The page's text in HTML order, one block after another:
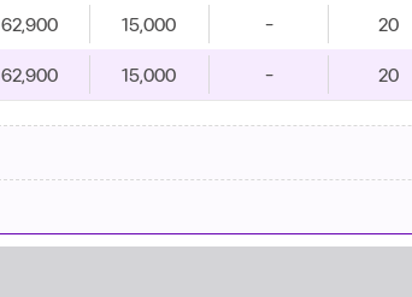
62,900 15,000 - 20
62,900 15,000 - 20